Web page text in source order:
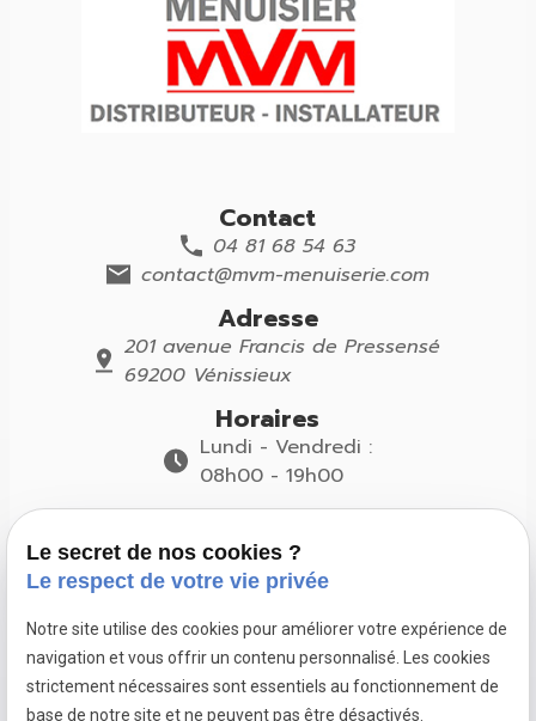
Contact
04 81 68 54 63
contact@mvm-menuiserie.com
Adresse
201 avenue Francis de Pressensé
69200 Vénissieux
Horaires
Lundi - Vendredi :
08h00 - 19h00
Suivez-nous
Pose de
fenêtres à
Pose de
fenêtres à
Pose de
fenêtres à
Le secret de nos cookies ?
Le respect de votre vie privée
Notre site utilise des cookies pour améliorer votre expérience de
navigation et vous offrir un contenu personnalisé. Les cookies
strictement nécessaires sont essentiels au fonctionnement de
base de notre site et ne peuvent pas être désactivés.